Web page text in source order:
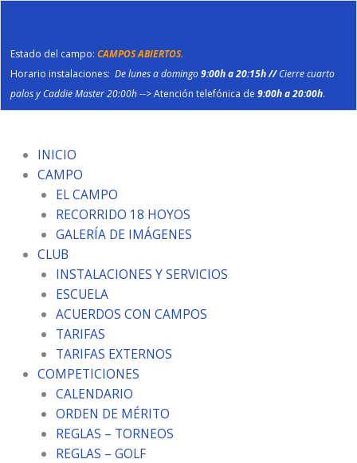
Estado del campo: CAMPOS ABIERTOS.
Horario instalaciones: De lunes a domingo9:00h a 20:15h //Cierre cuarto
palos y Caddie Master 20:00h--> Atención telefónica de 9:00h a 20:00h.
contenido
INICIO
CAMPO
EL CAMPO
RECORRIDO 18 HOYOS
GALERÍA DE IMÁGENES
CLUB
INSTALACIONES Y SERVICIOS
ESCUELA
ACUERDOS CON CAMPOS
TARIFAS
TARIFAS EXTERNOS
COMPETICIONES
CALENDARIO
ORDEN DE MÉRITO
REGLAS – TORNEOS
REGLAS – GOLF